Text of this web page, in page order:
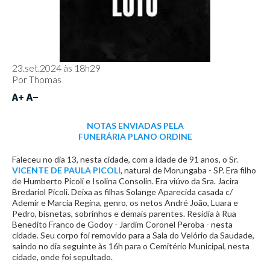
23.set.2024 às 18h29
PorThomas
NOTAS ENVIADAS PELA
FUNERÁRIA PLANO ORDINE
Faleceu no dia 13, nesta cidade, com a idade de 91 anos, o Sr.
VICENTE DE PAULA PICOLI, natural de Morungaba - SP. Era filho
de Humberto Picoli e Isolina Consolin. Era viúvo da Sra. Jacira
Bredariol Picoli. Deixa as filhas Solange Aparecida casada c/
Ademir e Marcia Regina, genro, os netos André João, Luara e
Pedro, bisnetas, sobrinhos e demais parentes. Residia à Rua
Benedito Franco de Godoy - Jardim Coronel Peroba - nesta
cidade. Seu corpo foi removido para a Sala do Velório da Saudade,
saindo no dia seguinte às 16h para o Cemitério Municipal, nesta
cidade, onde foi sepultado.